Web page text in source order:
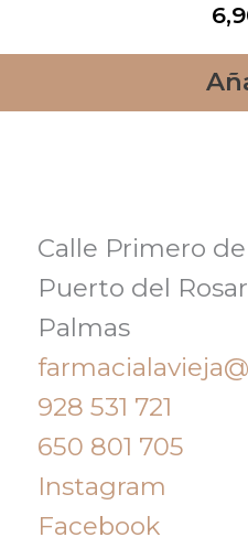
Calle Primero
Puerto del
Palmas
928 531 721
650 801 705
Instagram
Facebook